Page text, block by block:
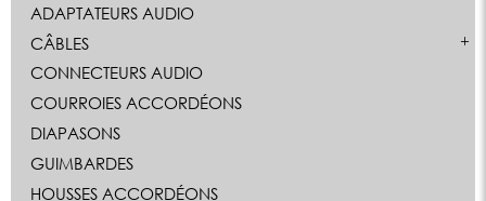
ADAPTATEURS AUDIO
CÂBLES
CONNECTEURS AUDIO
COURROIES ACCORDÉONS
DIAPASONS
GUIMBARDES
HOUSSES ACCORDÉONS